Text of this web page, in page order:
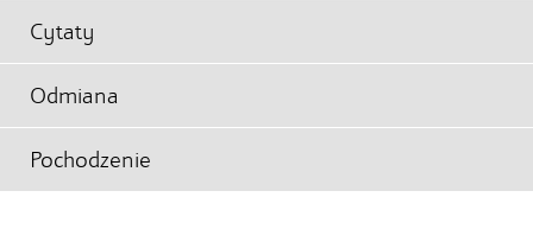
Cytaty
Odmiana
Pochodzenie